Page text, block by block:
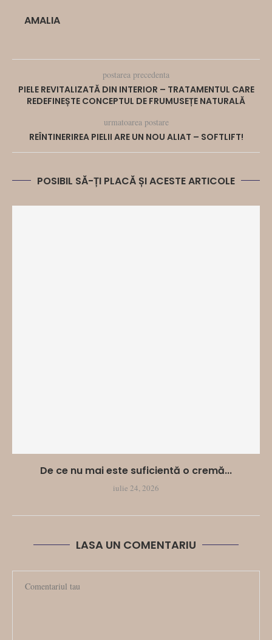
AMALIA
postarea precedenta
PIELE REVITALIZATĂ DIN INTERIOR – TRATAMENTUL CARE
REDEFINEȘTE CONCEPTUL DE FRUMUSEȚE NATURALĂ
urmatoarea postare
REÎNTINERIREA PIELII ARE UN NOU ALIAT – SOFTLIFT!
POSIBIL SĂ-ȚI PLACĂ ȘI ACESTE ARTICOLE
De ce nu mai este suficientă o cremă...
iulie 24, 2026
LASA UN COMENTARIU